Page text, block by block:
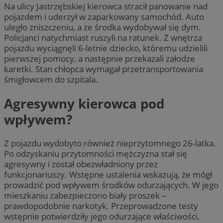
Na ulicy Jastrzębskiej kierowca stracił panowanie nad
pojazdem i uderzył w zaparkowany samochód. Auto
uległo zniszczeniu, a ze środka wydobywał się dym.
Policjanci natychmiast ruszyli na ratunek. Z wnętrza
pojazdu wyciągnęli 6-letnie dziecko, któremu udzielili
pierwszej pomocy, a następnie przekazali załodze
karetki. Stan chłopca wymagał przetransportowania
śmigłowcem do szpitala.
Agresywny kierowca pod
wpływem?
Z pojazdu wydobyto również nieprzytomnego 26-latka.
Po odzyskaniu przytomności mężczyzna stał się
agresywny i został obezwładniony przez
funkcjonariuszy. Wstępne ustalenia wskazują, że mógł
prowadzić pod wpływem środków odurzających. W jego
mieszkaniu zabezpieczono biały proszek –
prawdopodobnie narkotyk. Przeprowadzone testy
wstępnie potwierdziły jego odurzające właściwości.